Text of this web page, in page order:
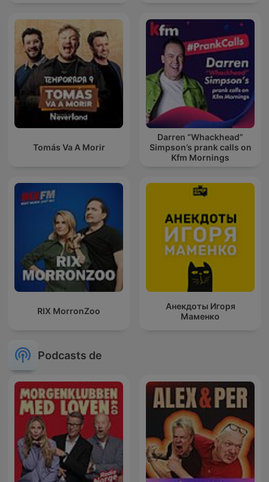
Tomás Va A Morir
Darren “Whackhead”
Simpson’s prank calls on
Kfm Mornings
RIX MorronZoo
Анекдоты Игоря
Маменко
Podcasts de